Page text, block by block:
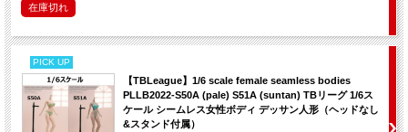
在庫切れ
PICK UP
【TBLeague】1/6 scale female seamless bodies
PLLB2022-S50A (pale) S51A (suntan) TBリーグ 1/6ス
ケール シームレス女性ボディ デッサン人形（ヘッドなし
&スタンド付属）